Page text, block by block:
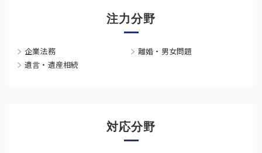
注力分野
企業法務
離婚・男女問題
遺言・遺産相続
対応分野